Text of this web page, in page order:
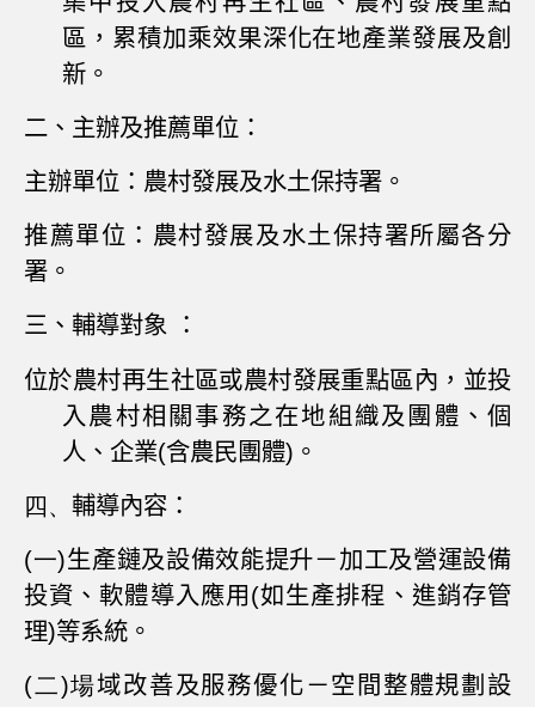
區，累積加乘效果深化在地產業發展及創
新。
二、主辦及推薦單位 ：
主辦單位： 農村發展及水土保持署。
推薦單位： 農村發展及水土保持署所屬各分
署。
三、輔導對象 ：
位於農村再生社區或農村發展重點區內，並投
入農村相關事務之在地組織及團體、個
人、企業(含農民團體) 。
四、 輔導內容：
(一)生產鏈及設備效能提升－加工及營運設備
投資、軟體導入應用 (如生產排程、進銷存管
理)等系統。
(二)場域改善及服務優化－空間整體規劃設